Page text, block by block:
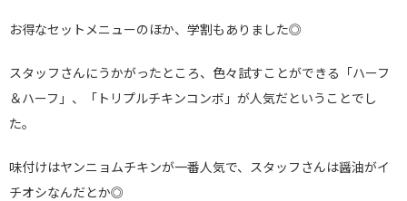
お得なセットメニューのほか、学割もありました◎
スタッフさんにうかがったところ、色々試すことができる「ハーフ
＆ハーフ」、「トリプルチキンコンボ」が人気だということでし
た。
味付けはヤンニョムチキンが一番人気で、スタッフさんは醤油がイ
チオシなんだとか◎